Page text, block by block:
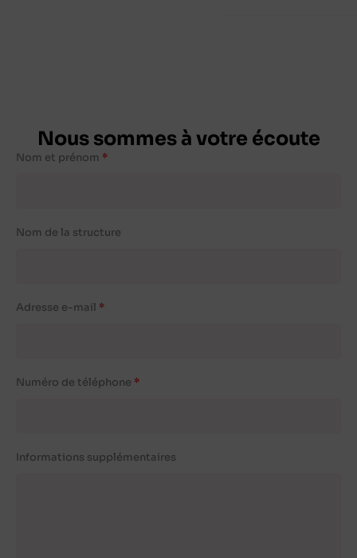
Nous sommes à votre écoute
Nom et prénom
Nom de la structure
Adresse e-mail
Numéro de téléphone
Informations supplémentaires